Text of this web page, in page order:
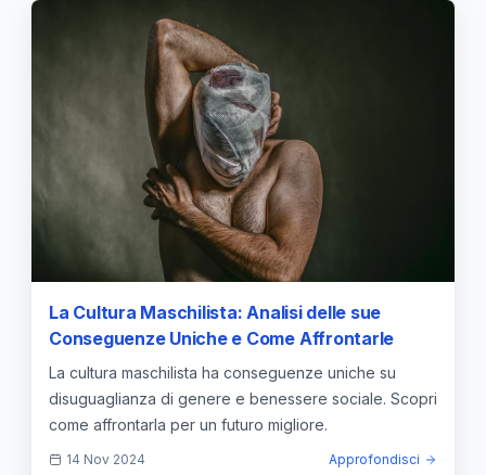
La Cultura Maschilista: Analisi delle sue
Conseguenze Uniche e Come Affrontarle
La cultura maschilista ha conseguenze uniche su
disuguaglianza di genere e benessere sociale. Scopri
come affrontarla per un futuro migliore.
14 Nov 2024 Approfondisci